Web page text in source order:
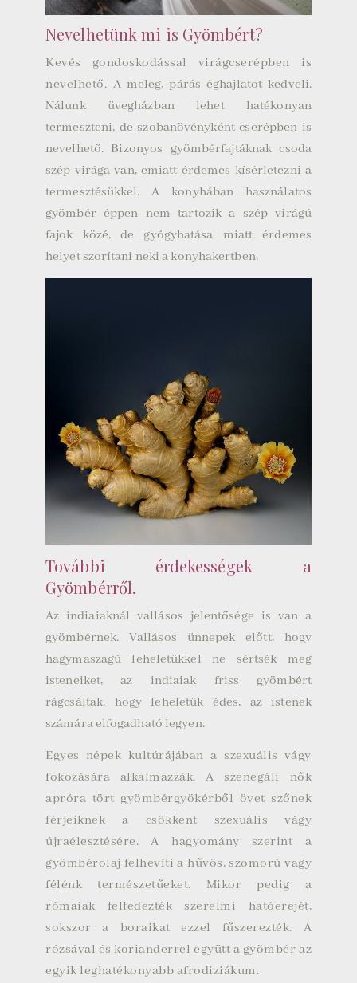
Nevelhetünk mi is Gyömbért?
Kevés gondoskodással virágcserépben is
nevelhető. A meleg, párás éghajlatot kedveli.
Nálunk üvegházban lehet hatékonyan
termeszteni, de szobanövényként cserépben is
nevelhető. Bizonyos gyömbérfajtáknak csoda
szép virága van, emiatt érdemes kísérletezni a
termesztésükkel. A konyhában használatos
gyömbér éppen nem tartozik a szép virágú
fajok közé, de gyógyhatása miatt érdemes
helyet szorítani neki a konyhakertben.
További érdekességek a
Gyömbérről.
Az indiaiaknál vallásos jelentősége is van a
gyömbérnek. Vallásos ünnepek előtt, hogy
hagymaszagú leheletükkel ne sértsék meg
isteneiket, az indiaiak friss gyömbért
rágcsáltak, hogy leheletük édes, az istenek
számára elfogadható legyen.
Egyes népek kultúrájában a szexuális vágy
fokozására alkalmazzák. A szenegáli nők
apróra tört gyömbérgyökérből övet szőnek
férjeiknek a csökkent szexuális vágy
újraélesztésére. A hagyomány szerint a
gyömbérolaj felhevíti a hűvös, szomorú vagy
félénk természetűeket. Mikor pedig a
rómaiak felfedezték szerelmi hatóerejét,
sokszor a boraikat ezzel fűszerezték. A
rózsával és korianderrel együtt a gyömbér az
egyik leghatékonyabb afrodiziákum.